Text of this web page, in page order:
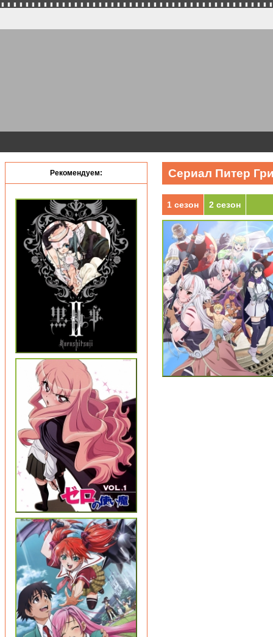
Сериал Питер
1 сезон 2 сезон
Рекомендуем: